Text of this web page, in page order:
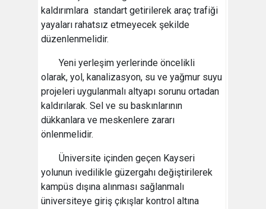
kaldırımlara standart getirilerek araç trafiği
yayaları rahatsız etmeyecek şekilde
düzenlenmelidir.
Yeni yerleşim yerlerinde öncelikli
olarak, yol, kanalizasyon, su ve yağmur suyu
projeleri uygulanmalı altyapı sorunu ortadan
kaldırılarak. Sel ve su baskınlarının
dükkanlara ve meskenlere zararı
önlenmelidir.
Üniversite içinden geçen Kayseri
yolunun ivedilikle güzergahı değiştirilerek
kampüs dışına alınması sağlanmalı
üniversiteye giriş çıkışlar kontrol altına